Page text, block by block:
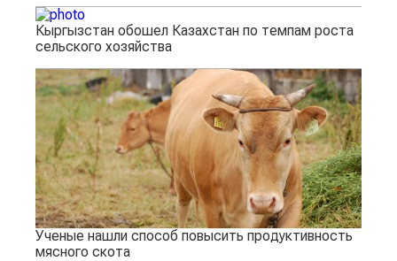
Кыргызстан обошел Казахстан по темпам роста
сельского хозяйства
Ученые нашли способ повысить продуктивность
мясного скота